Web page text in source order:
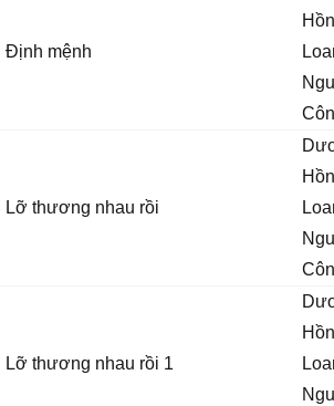
Định mệnh
Lỡ thương nhau rồi
Lỡ thương nhau rồi 1